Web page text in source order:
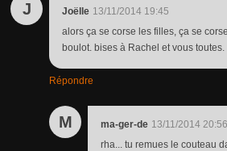
J Joëlle 13/11/2014 19:45
alors ça se corse les filles, ça se
boulot. bises à Rachel et vous toutes.
Répondre
M ma-ger-de 13/11/2014 20:56
rha... tu remues le couteau